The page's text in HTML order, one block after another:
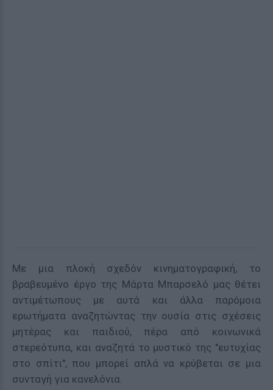
Με μια πλοκή σχεδόν κινηματογραφική, το
βραβευμένο έργο της Μάρτα Μπαρσελό μας θέτει
αντιμέτωπους με αυτά και άλλα παρόμοια
ερωτήματα αναζητώντας την ουσία στις σχέσεις
μητέρας και παιδιού, πέρα από κοινωνικά
στερεότυπα, και αναζητά το μυστικό της "ευτυχίας
στο σπίτι", που μπορεί απλά να κρύβεται σε μια
συνταγή για κανελόνια.